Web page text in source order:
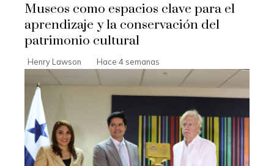
Museos como espacios clave para el
aprendizaje y la conservación del
patrimonio cultural
Henry Lawson Hace 4 semanas